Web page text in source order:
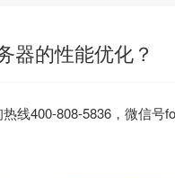
器的性能优化？
线400-808-5836，微信号